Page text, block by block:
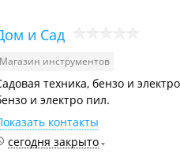
и Сад
Магазин инструментов
техника​, бензо и
и электро пил.
контакты
сегодня закрыто